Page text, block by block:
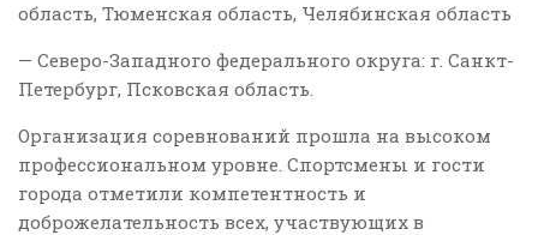
область, Тюменская область, Челябинская область
— Северо-Западного федерального округа: г. Санкт-
Петербург, Псковская область.
Организация соревнований прошла на высоком
профессиональном уровне. Спортсмены и гости
города отметили компетентность и
доброжелательность всех, участвующих в